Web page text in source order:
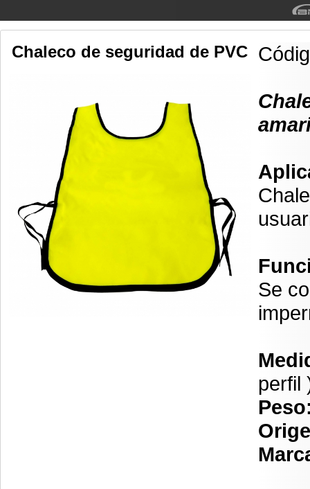
Chaleco de seguridad de PVC
Se
perfil